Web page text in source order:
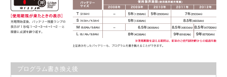
プログラム書き換え後